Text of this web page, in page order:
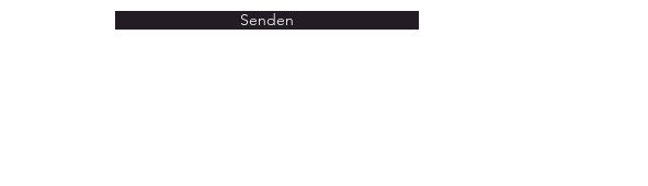
Senden